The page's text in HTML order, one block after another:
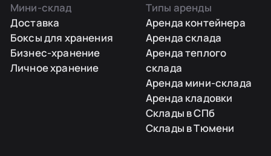
Мини-склад
Доставка
Боксы для хранения
Бизнес-хранение
Личное хранение
Типы аренды
Аренда контейнера
Аренда склада
Аренда теплого
склада
Аренда мини-склада
Аренда кладовки
Склады в СПб
Склады в Тюмени